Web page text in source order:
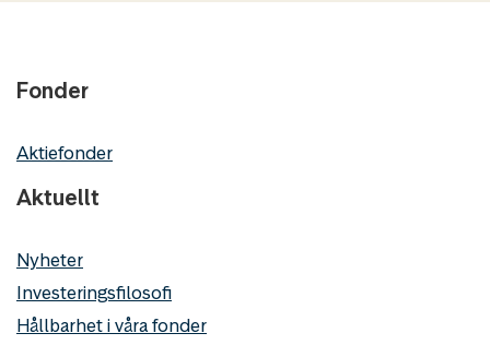
Fonder
Aktiefonder
Aktuellt
Nyheter
Investeringsfilosofi
Hållbarhet i våra fonder